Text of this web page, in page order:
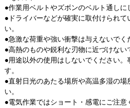
●作業用ベルトやズボンのベルト通しに
●ドライバーなどが確実に取付けられて
い。
●急激な荷重や強い衝撃は与えないでく
●高熱のものや鋭利な刃物に近づけない
●用途以外の使用はしないでください。
す。
●直射日光のあたる場所や高温多湿の場
い。
●電気作業ではショート・感電にご注意